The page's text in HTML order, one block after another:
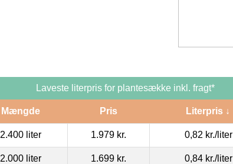
Laveste literpris for plantesække inkl. fragt*
Mængde Pris Literpris ↓
2.400 liter 1.979 kr. 0,82 kr./liter
2.000 liter 1.699 kr. 0,84 kr./liter